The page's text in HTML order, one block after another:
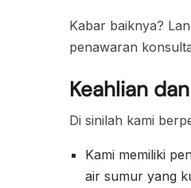
Kabar baiknya?
penawaran
Keahlian
Di sinilah kami
Kami memiliki
air sumur yang